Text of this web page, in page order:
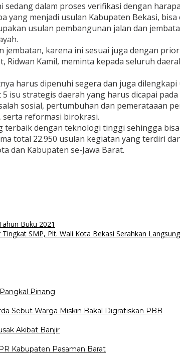
dalam proses verifikasi dengan
yang menjadi usulan Kabupaten Bekasi,
usulan pembangunan jalan dan
karena ini sesuai juga dengan
Ridwan Kamil, meminta kepada seluruh
harus dipenuhi segera dan juga
isu strategis daerah yang harus dicapai
sosial, pertumbuhan dan pemerataaan
serta reformasi birokrasi.
dengan teknologi tinggi sehingga bisa
total 22.950 usulan kegiatan yang terdiri
dan Kabupaten se-Jawa Barat.
Buku 2021
SMP, Plt. Wali Kota Bekasi Serahkan Langsung
Pinang
Sebut Warga Miskin Bakal Digratiskan PBB
Akibat Banjir
Kabupaten Pasaman Barat